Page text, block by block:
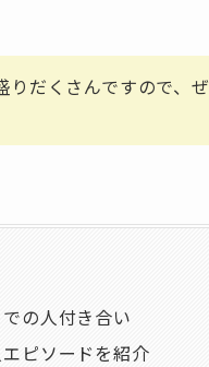
だくさんですので、ぜ
の人付き合い
ピソードを紹介